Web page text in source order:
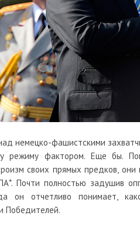
немецко-фашистскими
режиму фактором. Еще бы.
своих прямых предков,
Почти полностью задушив
он отчетливо понимает,
Победителей.